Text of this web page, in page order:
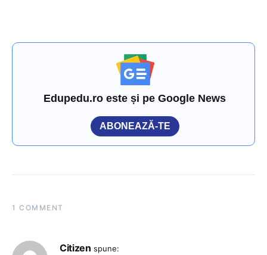
Edupedu.ro este și pe Google News
ABONEAZĂ-TE
1 COMMENT
Citizen spune: